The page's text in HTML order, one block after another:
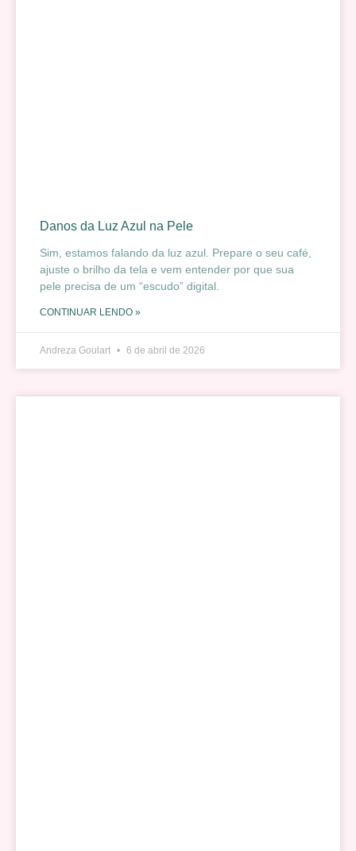
Danos da Luz Azul na Pele
Sim, estamos falando da luz azul. Prepare o seu café,
ajuste o brilho da tela e vem entender por que sua
pele precisa de um “escudo” digital.
CONTINUAR LENDO »
Andreza Goulart 6 de abril de 2026